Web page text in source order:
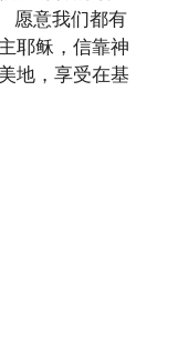
愿意我们都有
耶稣，信靠神
地，享受在基